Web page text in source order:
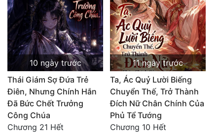
10 ngày trước
Thái Giám Sợ Đứa Trẻ
Điên, Nhưng Chính Hắn
Đã Bức Chết Trưởng
Công Chúa
Chương 21 Hết
11 ngày trước
Ta, Ác Quỷ Lười Biếng
Chuyển Thế, Trở Thành
Đích Nữ Chân Chính Của
Phủ Tể Tướng
Chương 10 Hết